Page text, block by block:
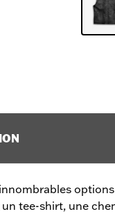
tee-shirt, une